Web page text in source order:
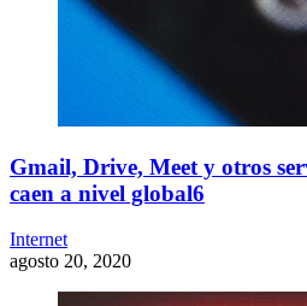
Gmail, Drive, Meet y otros
caen a nivel global6
Internet
agosto 20, 2020